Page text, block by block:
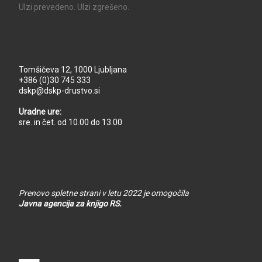
UIzi prevedeno. UIzi zgrešeno.
Tomšičeva 12, 1000 Ljubljana
+386 (0)30 745 333
dskp@dskp-drustvo.si
Uradne ure:
sre. in čet. od 10.00 do 13.00
Prenovo spletne strani v letu 2022 je omogočila
Javna agencija za knjigo RS.